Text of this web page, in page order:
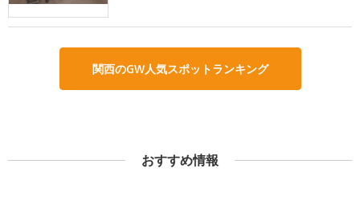
関西のGW人気スポットランキング
おすすめ情報